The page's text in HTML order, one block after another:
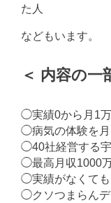
た人
などもいます。
＜ 内容の一
◯実績0から月1
◯病気の体験を
◯40社経営する
◯最高月収1000
◯実績がなくて
◯クソつまらんデ